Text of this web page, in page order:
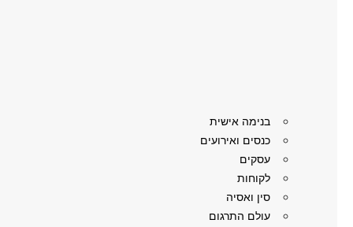
בנימה אישית
כנסים ואירועים
עסקים
לקוחות
סין ואסיה
עולם התרגום